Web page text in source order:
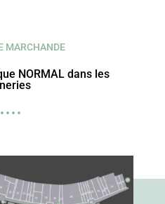
MARCHANDE
NORMAL dans les